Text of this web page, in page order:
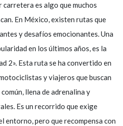
es algo que muchos
En México, existen rutas que
y desafíos emocionantes. Una
en los últimos años, es la
2». Esta ruta se ha convertido en
y viajeros que buscan
llena de adrenalina y
Es un recorrido que exige
entorno, pero que recompensa con